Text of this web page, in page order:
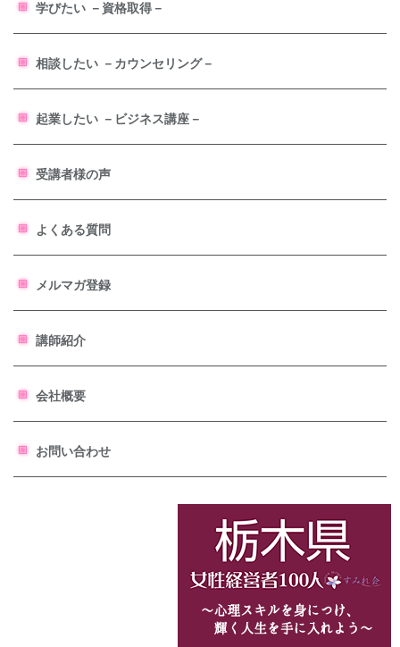
学びたい －資格取得－
相談したい －カウンセリング－
起業したい －ビジネス講座－
受講者様の声
よくある質問
メルマガ登録
講師紹介
会社概要
お問い合わせ